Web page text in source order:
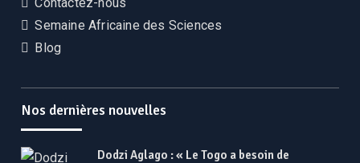
Semaine Africaine des Sciences
Blog
Nos dernières nouvelles
Dodzi Aglago : « Le Togo a besoin de